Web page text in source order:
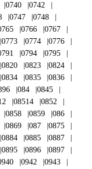
0740
0742
0747
0748
0766
0767
0773 0774
0776
0794
0795
0820 0823
0824
0834 0835
0836
084
0845
08514
0852
0858 0859
086
0869 087
0875
0884 0885
0887
0895 0896
0897
0942
0943